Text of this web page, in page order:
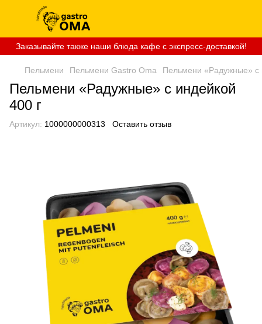
Заказывайте также наши блюда кафе с экспресс-доставкой!
Пельмени Пельмени Gastro Oma Пельмени «Радужные» с
Пельмени «Радужные» с индейкой
400 г
Артикул: 1000000000313 Оставить отзыв